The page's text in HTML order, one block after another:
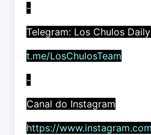
-
Telegram: Los Chulos
t.me/LosChulosTeam
-
Canal do Instagram
https://